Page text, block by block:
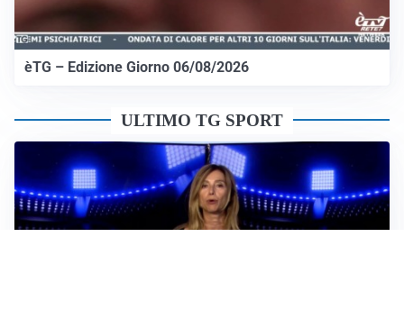
èTG – Edizione Giorno 06/08/2026
ULTIMO TG SPORT